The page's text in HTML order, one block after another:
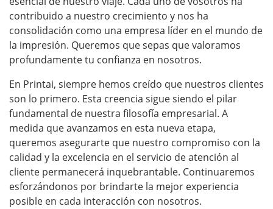
contribuido a nuestro crecimiento y nos ha
consolidación como una empresa líder en el mundo de
la impresión. Queremos que sepas que valoramos
profundamente tu confianza en nosotros.
En Printai, siempre hemos creído que nuestros clientes
son lo primero. Esta creencia sigue siendo el pilar
fundamental de nuestra filosofía empresarial. A
medida que avanzamos en esta nueva etapa,
queremos asegurarte que nuestro compromiso con la
calidad y la excelencia en el servicio de atención al
cliente permanecerá inquebrantable. Continuaremos
esforzándonos por brindarte la mejor experiencia
posible en cada interacción con nosotros.